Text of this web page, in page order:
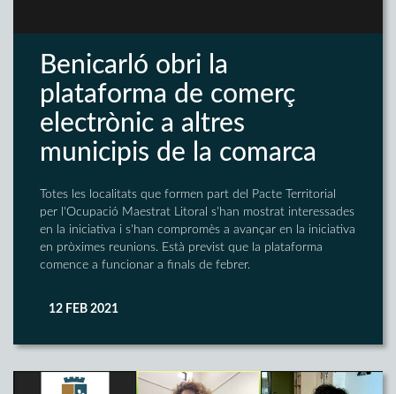
Benicarló obri la
plataforma de comerç
electrònic a altres
municipis de la comarca
Totes les localitats que formen part del Pacte Territorial
per l'Ocupació Maestrat Litoral s'han mostrat interessades
en la iniciativa i s'han compromès a avançar en la iniciativa
en pròximes reunions. Està previst que la plataforma
comence a funcionar a finals de febrer.
12 FEB 2021